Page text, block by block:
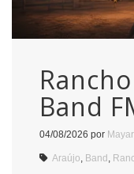
Band
04/08/2026 por
Araújo, Band ,